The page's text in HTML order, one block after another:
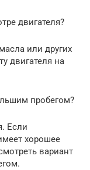
двигателя?
или других
двигателя на
пробегом?
Если
хорошее
вариант